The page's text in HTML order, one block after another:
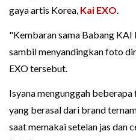
gaya artis Korea, Kai EXO.
"Kembaran sama Babang KAI
sambil menyandingkan foto
EXO tersebut.
Isyana mengunggah
yang berasal dari brand
saat memakai setelan jas